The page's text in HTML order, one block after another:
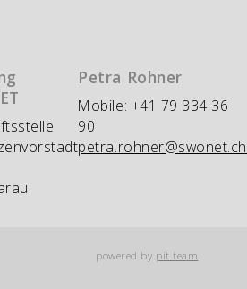
Petra Rohner
Mobile: +41 79 334 36
90
petra.rohner@swonet.ch
powered by pit team